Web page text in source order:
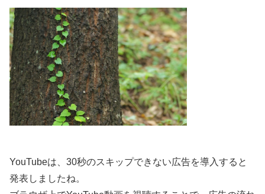
YouTubeは、30秒のスキップできない広告を導入すると
発表しましたね。